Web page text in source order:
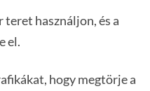
teret használjon, és a
el.
hogy megtörje a